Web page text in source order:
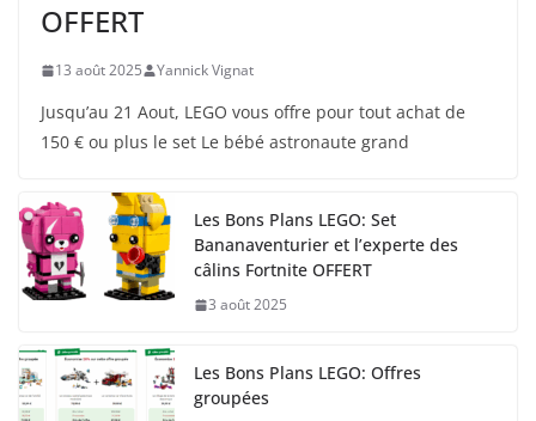
OFFERT
13 août 2025 Yannick Vignat
Jusqu’au 21 Aout, LEGO vous offre pour tout achat de
150 € ou plus le set Le bébé astronaute grand
Les Bons Plans LEGO: Set
Bananaventurier et l’experte des
câlins Fortnite OFFERT
3 août 2025
Les Bons Plans LEGO: Offres
groupées